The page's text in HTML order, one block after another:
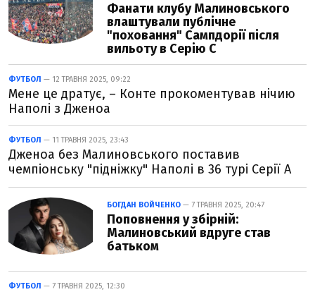
Фанати клубу Малиновського
влаштували публічне
"поховання" Сампдорії після
вильоту в Серію С
ФУТБОЛ — 12 ТРАВНЯ 2025, 09:22
Мене це дратує, – Конте прокоментував нічию
Наполі з Дженоа
ФУТБОЛ — 11 ТРАВНЯ 2025, 23:43
Дженоа без Малиновського поставив
чемпіонську "підніжку" Наполі в 36 турі Серії А
БОГДАН ВОЙЧЕНКО — 7 ТРАВНЯ 2025, 20:47
Поповнення у збірній:
Малиновський вдруге став
батьком
ФУТБОЛ — 7 ТРАВНЯ 2025, 12:30